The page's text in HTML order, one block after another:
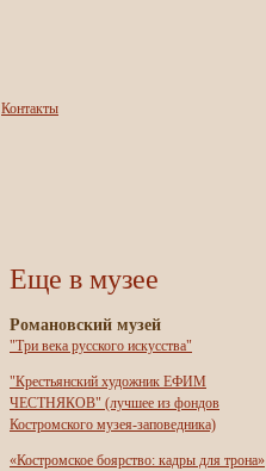
Контакты
Еще в музее
Романовский музей
"Три века русского искусства"
"Крестьянский художник ЕФИМ
ЧЕСТНЯКОВ" (лучшее из фондов
Костромского музея-заповедника)
«Костромское боярство: кадры для трона»